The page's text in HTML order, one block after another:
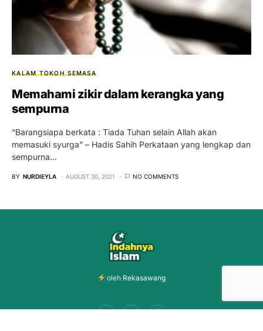
KALAM TOKOH SEMASA
Memahami zikir dalam kerangka yang
sempurna
“Barangsiapa berkata : Tiada Tuhan selain Allah akan
memasuki syurga” – Hadis Sahih Perkataan yang lengkap dan
sempurna…
BY NURDIEYLA AUGUST 30, 2021 NO COMMENTS
oleh Rekasawang